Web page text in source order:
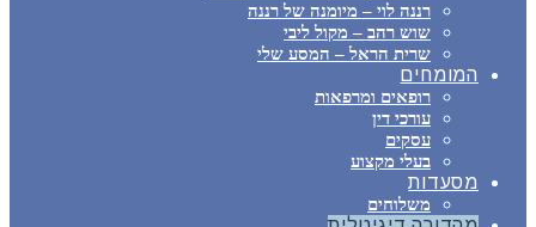
רננה לוי – מיומנה של רננה
שוש רהב – מקול ליבי
שרית הראל – המסע שלי
המומחים
רופאים ומרפאות
עורכי דין
עסקים
בעלי מקצוע
מסעדות
משלוחים